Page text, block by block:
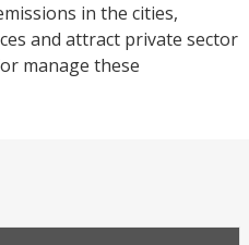
in the cities,
and attract private sector
manage these